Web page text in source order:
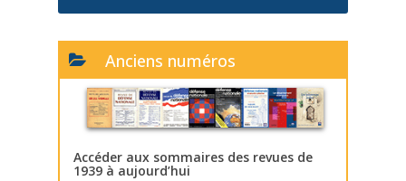
Anciens numéros
Accéder aux sommaires des revues de
1939 à aujourd’hui